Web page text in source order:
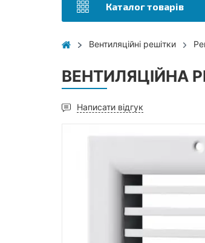
Каталог товарів
Вентиляційні решітки
ВЕНТИЛЯЦІЙНА
Написати відгук